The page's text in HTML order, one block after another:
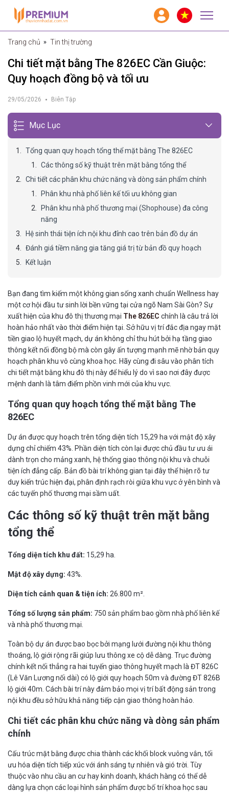
Trang chủ Tin thị trường
Chi tiết mặt bằng The 826EC Cần Giuộc:
Quy hoạch đồng bộ và tối ưu
29/05/2026 Biên Tập
Mục Lục
Tổng quan quy hoạch tổng thể mặt bằng The 826EC
Các thông số kỹ thuật trên mặt bằng tổng thể
Chi tiết các phân khu chức năng và dòng sản phẩm chính
Phân khu nhà phố liên kế tối ưu không gian
Phân khu nhà phố thương mại (Shophouse) đa công
năng
Hệ sinh thái tiện ích nội khu đỉnh cao trên bản đồ dự án
Đánh giá tiềm năng gia tăng giá trị từ bản đồ quy hoạch
Kết luận
Bạn đang tìm kiếm một không gian sống xanh chuẩn Wellness hay
một cơ hội đầu tư sinh lời bền vững tại cửa ngõ Nam Sài Gòn? Sự
xuất hiện của khu đô thị thương mại The 826EC chính là câu trả lời
hoàn hảo nhất vào thời điểm hiện tại. Sở hữu vị trí đắc địa ngay mặt
tiền giao lộ huyết mạch, dự án không chỉ thu hút bởi hạ tầng giao
thông kết nối đồng bộ mà còn gây ấn tượng mạnh mẽ nhờ bản quy
hoạch phân khu vô cùng khoa học. Hãy cùng đi sâu vào phân tích
chi tiết mặt bằng khu đô thị này để hiểu lý do vì sao nơi đây được
mệnh danh là tâm điểm phồn vinh mới của khu vực.
Tổng quan quy hoạch tổng thể mặt bằng The
826EC
Dự án được quy hoạch trên tổng diện tích 15,29 ha với mật độ xây
dựng chỉ chiếm 43%. Phần diện tích còn lại được chủ đầu tư ưu ái
dành trọn cho mảng xanh, hệ thống giao thông nội khu và chuỗi
tiện ích đẳng cấp. Bản đồ bài trí không gian tại đây thể hiện rõ tư
duy kiến trúc hiện đại, phân định rạch ròi giữa khu vực ở yên bình và
các tuyến phố thương mại sầm uất.
Các thông số kỹ thuật trên mặt bằng
tổng thể
Tổng diện tích khu đất: 15,29 ha.
Mật độ xây dựng: 43%.
Diện tích cảnh quan & tiện ích: 26.800 m².
Tổng số lượng sản phẩm: 750 sản phẩm bao gồm nhà phố liên kế
và nhà phố thương mại.
Toàn bộ dự án được bao bọc bởi mạng lưới đường nội khu thông
thoáng, lộ giới rộng rãi giúp lưu thông xe cộ dễ dàng. Trục đường
chính kết nối thẳng ra hai tuyến giao thông huyết mạch là ĐT 826C
(Lê Văn Lương nối dài) có lộ giới quy hoạch 50m và đường ĐT 826B
lộ giới 40m. Cách bài trí này đảm bảo mọi vị trí bất động sản trong
nội khu đều sở hữu khả năng tiếp cận giao thông hoàn hảo.
Chi tiết các phân khu chức năng và dòng sản phẩm
chính
Cấu trúc mặt bằng được chia thành các khối block vuông vắn, tối
ưu hóa diện tích tiếp xúc với ánh sáng tự nhiên và gió trời. Tùy
thuộc vào nhu cầu an cư hay kinh doanh, khách hàng có thể dễ
dàng lựa chọn các loại hình sản phẩm được bố trí khoa học sau